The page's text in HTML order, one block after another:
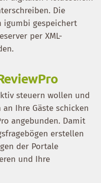
Die
igumbi gespeichert
per XML-
steuern wollen und
Ihre Gäste schicken
angebunden. Damit
erstellen
der Portale
und Ihre